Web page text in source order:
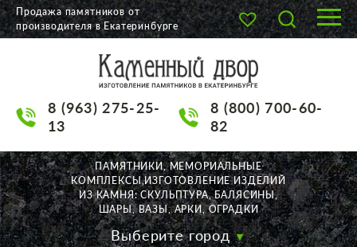
О КОМПАНИИ
НАШИ РАБОТЫ
АКЦИИ
ДОСТАВКА
КОНТАКТЫ
Продажа памятников от
производителя в Екатеринбурге
8 (963) 275-25-
13
8 (800) 700-60-
82
ПАМЯТНИКИ, МЕМОРИАЛЬНЫЕ
КОМПЛЕКСЫ,ИЗГОТОВЛЕНИЕ ИЗДЕЛИЙ
ИЗ КАМНЯ: СКУЛЬПТУРА, БАЛЯСИНЫ,
ШАРЫ, ВАЗЫ, АРКИ, ОГРАДКИ
Выберите город